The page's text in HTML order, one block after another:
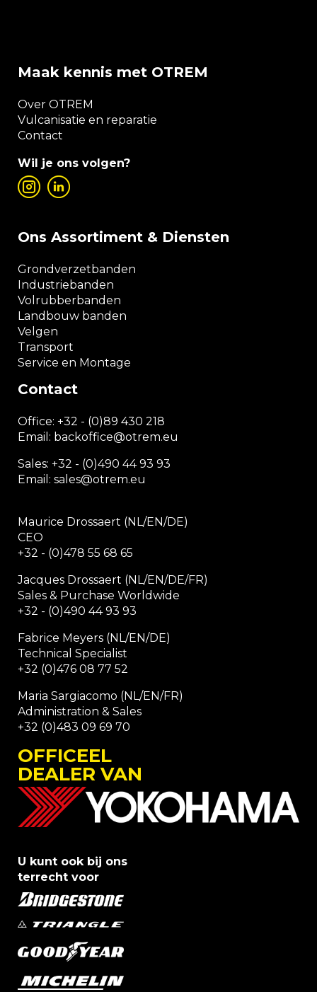
Contact
Office: +32 - (0)89 430 218
Email: backoffice@otrem.eu
Sales: +32 - (0)490 44 93 93
Email: sales@otrem.eu
Maurice Drossaert (NL/EN/DE)
CEO
+32 - (0)478 55 68 65
Jacques Drossaert (NL/EN/DE/FR)
Sales & Purchase Worldwide
+32 - (0)490 44 93 93
Fabrice Meyers (NL/EN/DE)
Technical Specialist
+32 (0)476 08 77 52
Maria Sargiacomo (NL/EN/FR)
Administration & Sales
+32 (0)483 09 69 70
Ons Assortiment & Diensten
Grondverzetbanden
Industriebanden
Volrubberbanden
Landbouw banden
Velgen
Transport
Service en Montage
Maak kennis met OTREM
Over OTREM
Vulcanisatie en reparatie
Contact
Wil je ons volgen?
OFFICEEL
DEALER VAN
U kunt ook bij ons
terrecht voor